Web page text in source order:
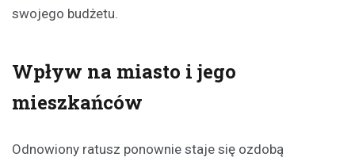
swojego budżetu.
Wpływ na miasto i jego
mieszkańców
Odnowiony ratusz ponownie staje się ozdobą